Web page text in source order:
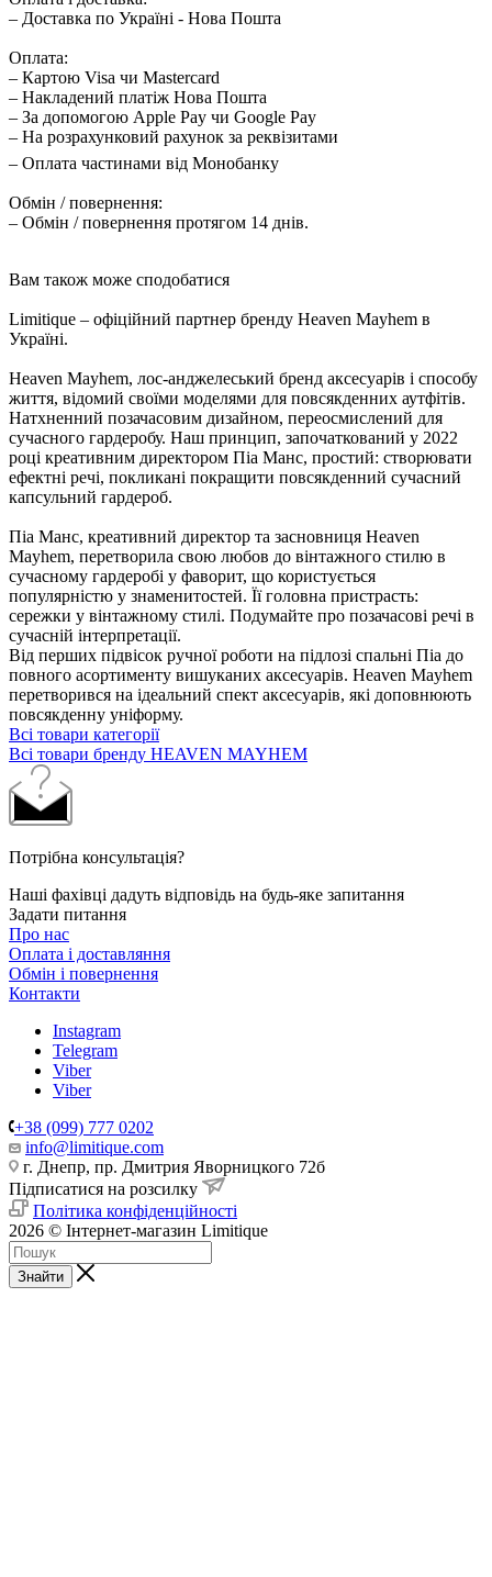
– Доставка по Україні - Нова Пошта
Оплата:
– Картою Visa чи Mastercard
– Накладений платіж Нова Пошта
– За допомогою Apple Pay чи Google Pay
– На розрахунковий рахунок за реквізитами
– Оплата частинами від Монобанку
Обмін / повернення:
– Обмін / повернення протягом 14 днів.
Вам також може сподобатися
Limitique – офіційний партнер бренду Heaven Mayhem в
Україні.
Heaven Mayhem, лос-анджелеський бренд аксесуарів і способу
життя, відомий своїми моделями для повсякденних аутфітів.
Натхненний позачасовим дизайном, переосмислений для
сучасного гардеробу. Наш принцип, започаткований у 2022
році креативним директором Піа Манс, простий: створювати
ефектні речі, покликані покращити повсякденний сучасний
капсульний гардероб.
Піа Манс, креативний директор та засновниця Heaven
Mayhem, перетворила свою любов до вінтажного стилю в
сучасному гардеробі у фаворит, що користується
популярністю у знаменитостей. Її головна пристрасть:
сережки у вінтажному стилі. Подумайте про позачасові речі в
сучасній інтерпретації.
Від перших підвісок ручної роботи на підлозі спальні Піа до
повного асортименту вишуканих аксесуарів. Heaven Mayhem
перетворився на ідеальний спект аксесуарів, які доповнюють
повсякденну уніформу.
Всі товари категорії
Всі товари бренду HEAVEN MAYHEM
Потрібна консультація?
Наші фахівці дадуть відповідь на будь-яке запитання
Задати питання
Про нас
Оплата і доставляння
Обмін і повернення
Контакти
Instagram
Telegram
Viber
Viber
+38 (099) 777 0202
info@limitique.com
г. Днепр, пр. Дмитрия Яворницкого 72б
Підписатися на розсилку
Політика конфіденційності
2026 © Інтернет-магазин Limitique
Знайти